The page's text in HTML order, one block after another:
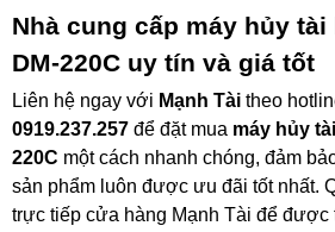
Nhà cung cấp máy hủy
DM-220C uy tín và giá tốt
Liên hệ ngay với Mạnh Tài theo
0919.237.257 để đặt mua máy hủy
220C một cách nhanh chóng, đảm
sản phẩm luôn được ưu đãi tốt nhất.
trực tiếp cửa hàng Mạnh Tài để được